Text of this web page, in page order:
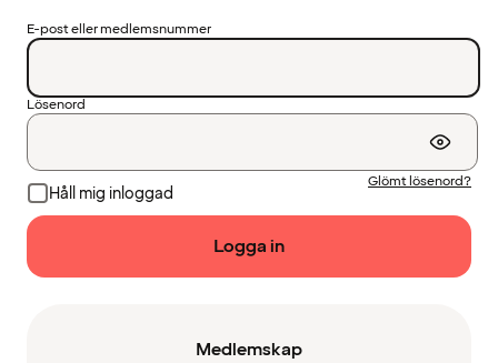
E-post eller medlemsnummer
Lösenord
Håll mig inloggad
Glömt lösenord?
Logga in
Medlemskap